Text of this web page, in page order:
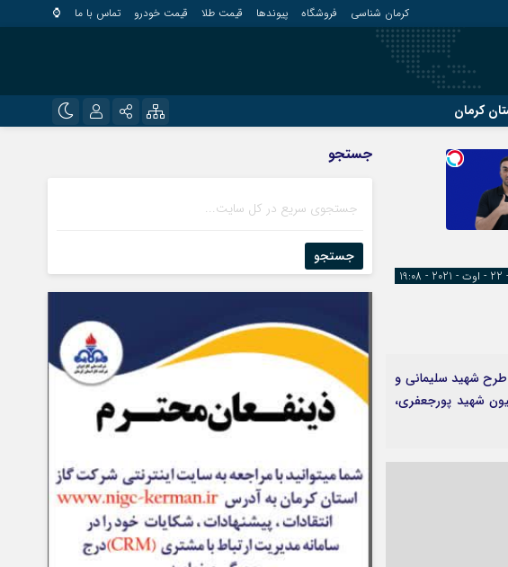
کرمان شناسی فروشگاه پیوندها قیمت طلا قیمت خودرو تماس با ما ⌚
کرمان
روبیکا
رمز عبور
?
فاریاب
کهنوج
نرماشیر
طرح شهید سلیمانی و
شهید پورجعفری،
جستجو
جستجو